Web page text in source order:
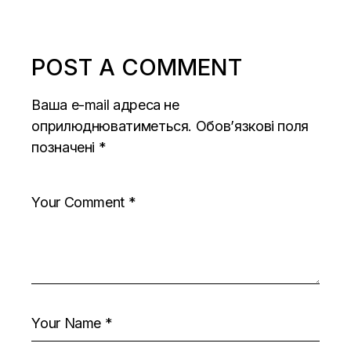
POST A COMMENT
Ваша e-mail адреса не
оприлюднюватиметься. Обов’язкові поля
позначені *